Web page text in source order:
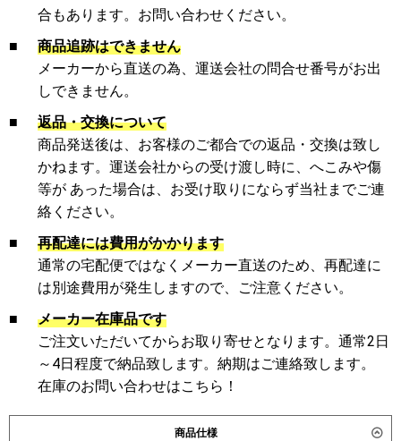
合もあります。お問い合わせください。
■
商品追跡はできません
メーカーから直送の為、運送会社の問合せ番号がお出
しできません。
■
返品・交換について
商品発送後は、お客様のご都合での返品・交換は致し
かねます。運送会社からの受け渡し時に、へこみや傷
等が あった場合は、お受け取りにならず当社までご連
絡ください。
■
再配達には費用がかかります
通常の宅配便ではなくメーカー直送のため、再配達に
は別途費用が発生しますので、ご注意ください。
■
メーカー在庫品です
ご注文いただいてからお取り寄せとなります。通常2日
～4日程度で納品致します。納期はご連絡致します。
在庫のお問い合わせはこちら！
商品仕様